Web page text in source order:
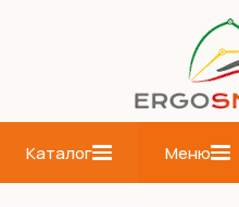
Каталог Меню